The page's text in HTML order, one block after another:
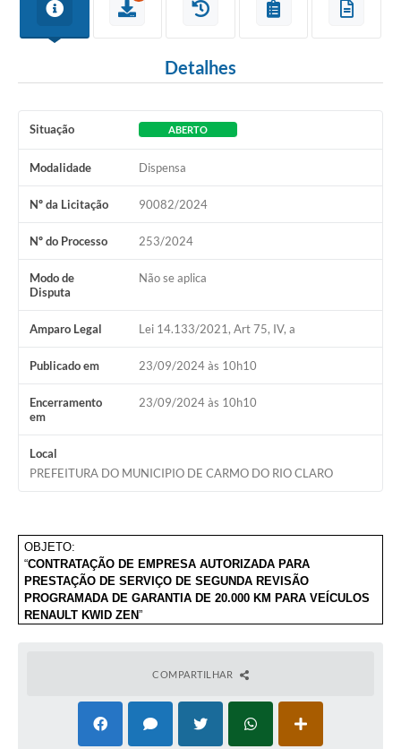
Detalhes
Situação ABERTO
Modalidade Dispensa
Nº da Licitação 90082/2024
Nº do Processo 253/2024
Modo de
Disputa
Não se aplica
Amparo Legal Lei 14.133/2021, Art 75, IV, a
Publicado em 23/09/2024 às 10h10
Encerramento
em
23/09/2024 às 10h10
Local
PREFEITURA DO MUNICIPIO DE CARMO DO RIO CLARO
OBJETO:
“CONTRATAÇÃO DE EMPRESA AUTORIZADA PARA
PRESTAÇÃO DE SERVIÇO DE SEGUNDA REVISÃO
PROGRAMADA DE GARANTIA DE 20.000 KM PARA VEÍCULOS
RENAULT KWID ZEN”
COMPARTILHAR